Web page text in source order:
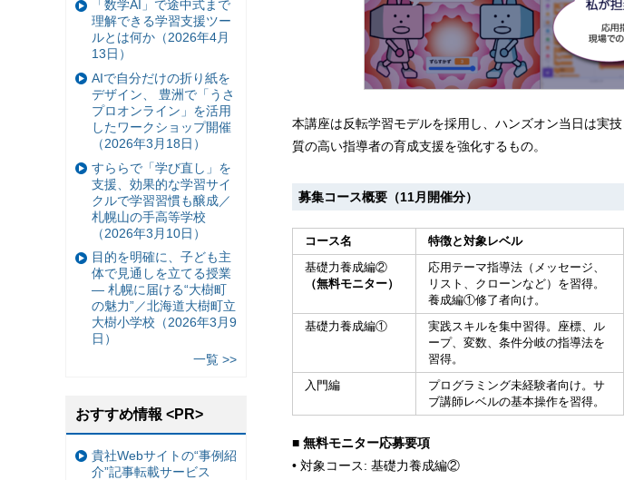
本講座は反転学習モデルを採用し、ハンズオン当日は実
質の高い指導者の育成支援を強化するもの。
募集コース概要（11月開催分）
コース名 特徴と対象レベル
基礎力養成編②
（無料モニター）
応用テーマ指導法（メッセージ、
リスト、クローンなど）を習得。
養成編①修了者向け。
基礎力養成編①
実践スキルを集中習得。座標、ル
ープ、変数、条件分岐の指導法を
習得。
入門編
プログラミング未経験者向け。サ
ブ講師レベルの基本操作を習得。
■ 無料モニター応募要項
• 対象コース: 基礎力養成編②
「数学AI」で途中式まで
理解できる学習支援ツー
ルとは何か（2026年4月
13日）
AIで自分だけの折り紙を
デザイン、 豊洲で「うさ
プロオンライン」を活用
したワークショップ開催
（2026年3月18日）
すららで「学び直し」を
支援、効果的な学習サイ
クルで学習習慣も醸成／
札幌山の手高等学校
（2026年3月10日）
目的を明確に、子ども主
体で見通しを立てる授業
— 札幌に届ける“大樹町
の魅力”／北海道大樹町立
大樹小学校（2026年3月9
日）
一覧 >>
おすすめ情報 <PR>
貴社Webサイトの“事例紹
介”記事転載サービス